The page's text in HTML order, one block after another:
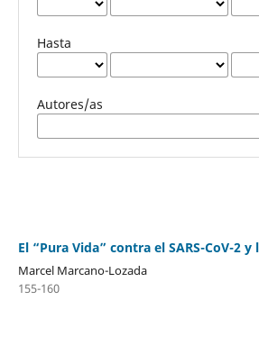
Hasta
Autores/as
El “Pura Vida” contra el SARS-CoV-2 y
Marcel Marcano-Lozada
155-160